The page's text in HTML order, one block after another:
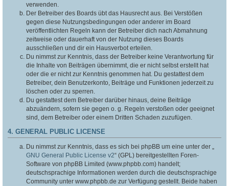
verwenden.
Der Betreiber des Boards übt das Hausrecht aus. Bei Verstößen
gegen diese Nutzungsbedingungen oder anderer im Board
veröffentlichten Regeln kann der Betreiber dich nach Abmahnung
zeitweise oder dauerhaft von der Nutzung dieses Boards
ausschließen und dir ein Hausverbot erteilen.
Du nimmst zur Kenntnis, dass der Betreiber keine Verantwortung für
die Inhalte von Beiträgen übernimmt, die er nicht selbst erstellt hat
oder die er nicht zur Kenntnis genommen hat. Du gestattest dem
Betreiber, dein Benutzerkonto, Beiträge und Funktionen jederzeit zu
löschen oder zu sperren.
Du gestattest dem Betreiber darüber hinaus, deine Beiträge
abzuändern, sofern sie gegen o. g. Regeln verstoßen oder geeignet
sind, dem Betreiber oder einem Dritten Schaden zuzufügen.
4. GENERAL PUBLIC LICENSE
Du nimmst zur Kenntnis, dass es sich bei phpBB um eine unter der „
GNU General Public License v2“ (GPL) bereitgestellten Foren-
Software von phpBB Limited (www.phpbb.com) handelt;
deutschsprachige Informationen werden durch die deutschsprachige
Community unter www.phpbb.de zur Verfügung gestellt. Beide haben